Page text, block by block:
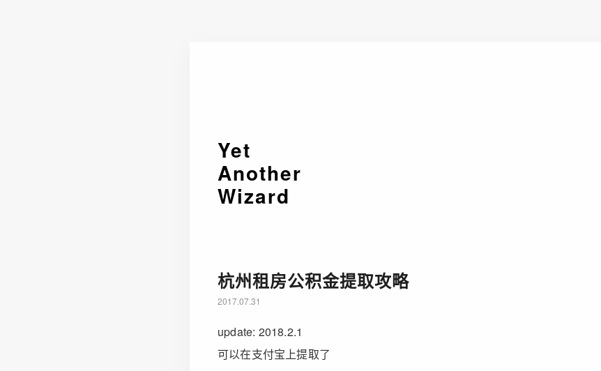
Yet
Another
Wizard
杭州租房公积金提取攻略
2017.07.31
update: 2018.2.1
可以在支付宝上提取了